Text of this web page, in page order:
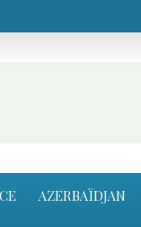
AZERBAÏDJAN